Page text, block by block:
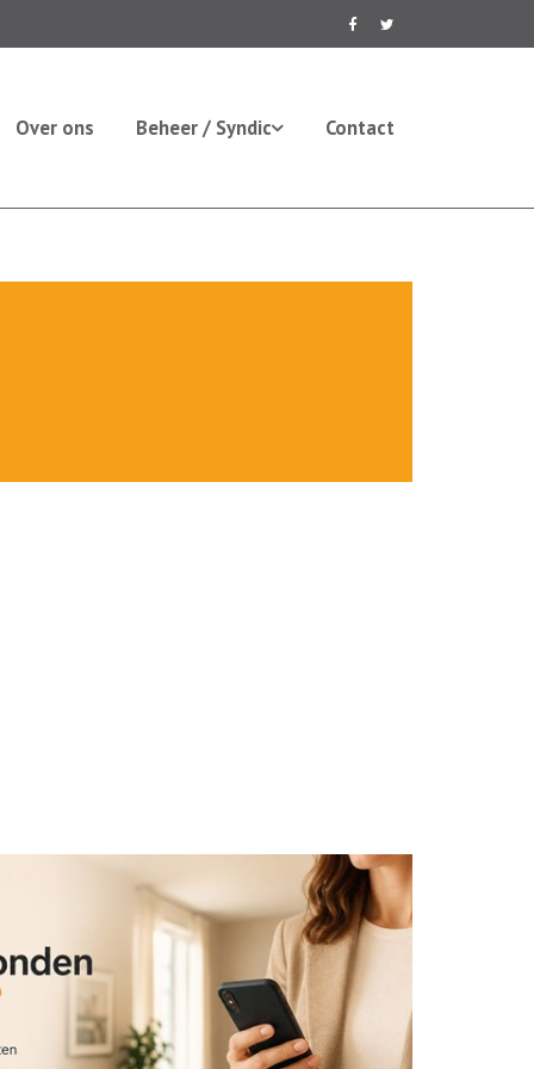
Over ons Beheer / Syndic Contact